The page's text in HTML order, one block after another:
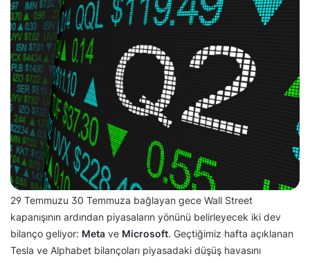
29 Temmuzu 30 Temmuza bağlayan gece Wall Street
kapanışının ardından piyasaların yönünü belirleyecek iki dev
bilanço geliyor: Meta ve Microsoft. Geçtiğimiz hafta açıklanan
Tesla ve Alphabet bilançoları piyasadaki düşüş havasını